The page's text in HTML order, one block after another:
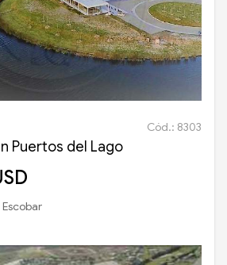
Cód.: 8303
Puertos del Lago
Escobar